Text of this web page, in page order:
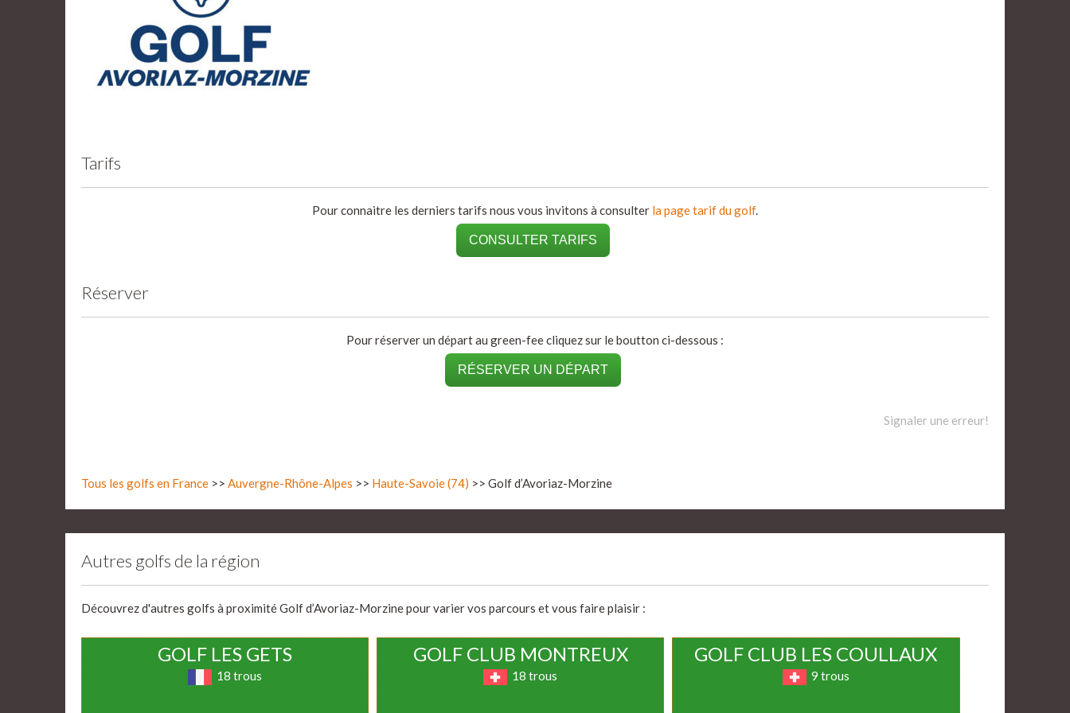
Tarifs
Pour connaitre les derniers tarifs nous vous invitons à consulter la page tarif du golf.
CONSULTER TARIFS
Réserver
Pour réserver un départ au green-fee cliquez sur le boutton ci-dessous :
RÉSERVER UN DÉPART
Signaler une erreur!
Tous les golfs en France >> Auvergne-Rhône-Alpes >> Haute-Savoie (74) >> Golf d’Avoriaz-Morzine
Autres golfs de la région
Découvrez d'autres golfs à proximité Golf d’Avoriaz-Morzine pour varier vos parcours et vous faire plaisir :
GOLF LES GETS
18 trous
GOLF CLUB MONTREUX
18 trous
GOLF CLUB LES COULLAUX
9 trous